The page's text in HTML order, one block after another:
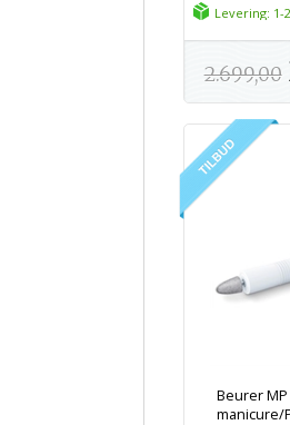
Levering: 1-
2.699,00
Beurer